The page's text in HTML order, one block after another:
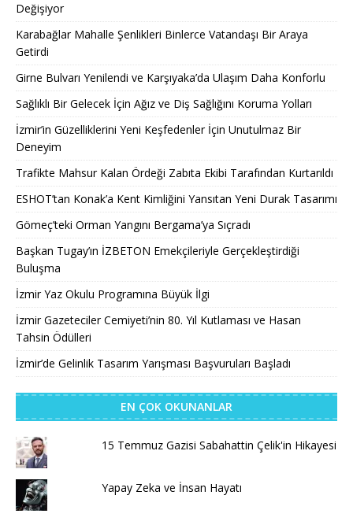
Değişiyor
Karabağlar Mahalle Şenlikleri Binlerce Vatandaşı Bir Araya
Getirdi
Girne Bulvarı Yenilendi ve Karşıyaka’da Ulaşım Daha Konforlu
Sağlıklı Bir Gelecek İçin Ağız ve Diş Sağlığını Koruma Yolları
İzmir’in Güzelliklerini Yeni Keşfedenler İçin Unutulmaz Bir
Deneyim
Trafikte Mahsur Kalan Ördeği Zabıta Ekibi Tarafından Kurtarıldı
ESHOT’tan Konak’a Kent Kimliğini Yansıtan Yeni Durak Tasarımı
Gömeç’teki Orman Yangını Bergama’ya Sıçradı
Başkan Tugay’ın İZBETON Emekçileriyle Gerçekleştirdiği
Buluşma
İzmir Yaz Okulu Programına Büyük İlgi
İzmir Gazeteciler Cemiyeti’nin 80. Yıl Kutlaması ve Hasan
Tahsin Ödülleri
İzmir’de Gelinlik Tasarım Yarışması Başvuruları Başladı
EN ÇOK OKUNANLAR
15 Temmuz Gazisi Sabahattin Çelik'in Hikayesi
Yapay Zeka ve İnsan Hayatı